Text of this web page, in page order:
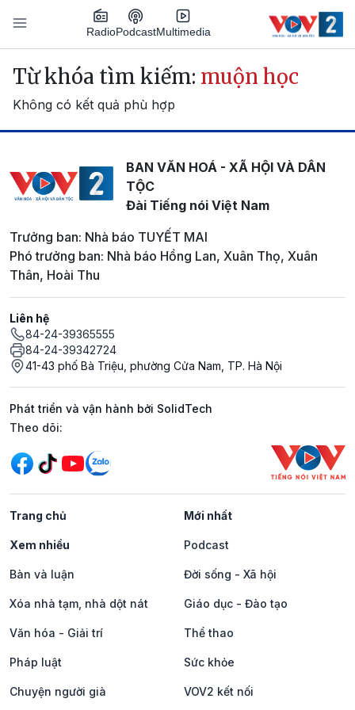
Nhảy đến nội dung
RadioPodcastMultimedia
Main navigation
Từ khóa tìm kiếm: muộn học
Không có kết quả phù hợp
BAN VĂN HOÁ - XÃ HỘI VÀ DÂN
TỘC
Đài Tiếng nói Việt Nam
Trưởng ban: Nhà báo TUYẾT MAI
Phó trưởng ban: Nhà báo Hồng Lan, Xuân Thọ, Xuân
Thân, Hoài Thu
Liên hệ
84-24-39365555
84-24-39342724
41-43 phố Bà Triệu, phường Cửa Nam, TP. Hà Nội
Phát triển và vận hành bởi SolidTech
Mạng xã hội
Theo dõi:
Trang chủ Mới nhất
Xem nhiều Podcast
Bàn và luận Đời sống - Xã hội
Xóa nhà tạm, nhà dột nát Giáo dục - Đào tạo
Văn hóa - Giải trí Thể thao
Pháp luật Sức khỏe
Chuyện người già VOV2 kết nối